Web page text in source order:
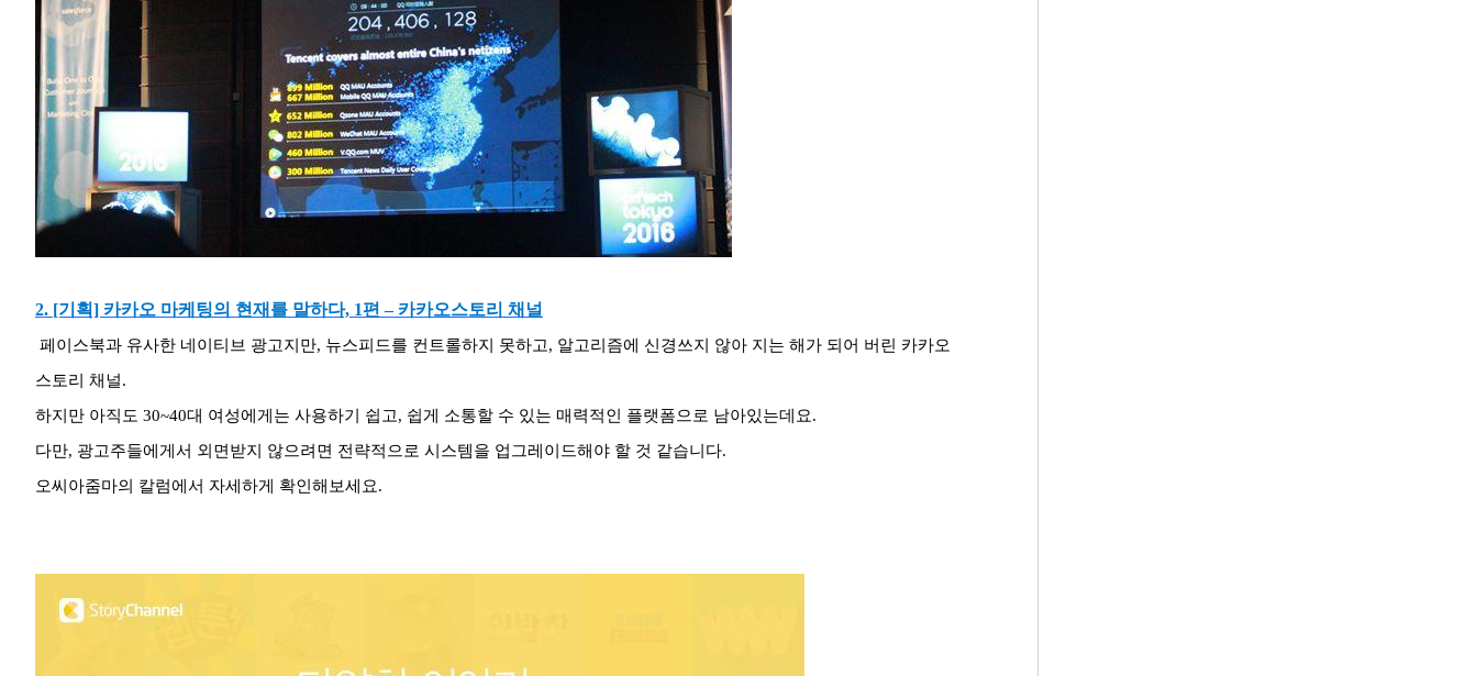
2. [기획] 카카오 마케팅의 현재를 말하다, 1편 – 카카오스토리 채널
페이스북과 유사한 네이티브 광고지만, 뉴스피드를 컨트롤하지 못하고, 알고리즘에 신경쓰지 않아 지는 해가 되어 버린 카카오
스토리 채널.
하지만 아직도 30~40대 여성에게는 사용하기 쉽고, 쉽게 소통할 수 있는 매력적인 플랫폼으로 남아있는데요.
다만, 광고주들에게서 외면받지 않으려면 전략적으로 시스템을 업그레이드해야 할 것 같습니다.
오씨아줌마의 칼럼에서 자세하게 확인해보세요.